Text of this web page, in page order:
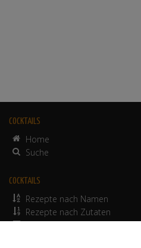
COCKTAILS
Home
Suche
COCKTAILS
Rezepte nach Namen
Rezepte nach Zutaten
alkoholfreie Rezepte